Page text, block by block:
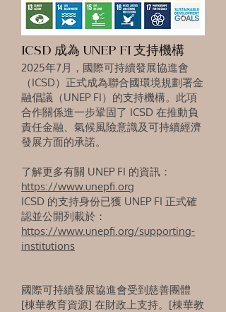
ICSD 成為 UNEP FI 支持機構
2025年7月，國際可持續發展協進會
（ICSD）正式成為聯合國環境規劃署金
融倡議（UNEP FI）的支持機構。此項
合作關係進一步鞏固了 ICSD 在推動負
責任金融、氣候風險意識及可持續經濟
發展方面的承諾。
了解更多有關 UNEP FI 的資訊：
https://www.unepfi.org
ICSD 的支持身份已獲 UNEP FI 正式確
認並公開列載於：
https://www.unepfi.org/supporting-
institutions
國際可持續發展協進會受到慈善團體
[棟華教育資源] 在財政上支持。[棟華教